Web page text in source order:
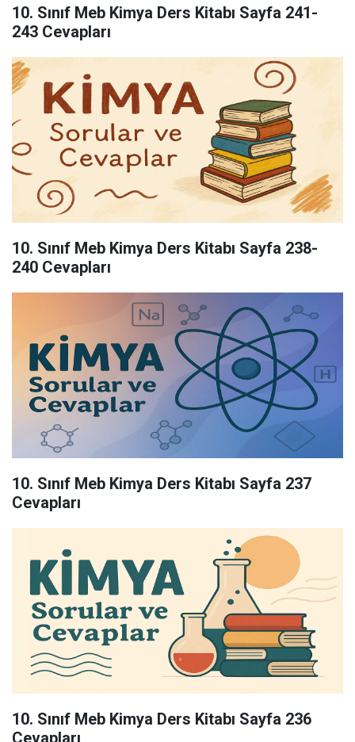
10. Sınıf Meb Kimya Ders Kitabı Sayfa 241-
243 Cevapları
10. Sınıf Meb Kimya Ders Kitabı Sayfa 238-
240 Cevapları
10. Sınıf Meb Kimya Ders Kitabı Sayfa 237
Cevapları
10. Sınıf Meb Kimya Ders Kitabı Sayfa 236
Cevapları